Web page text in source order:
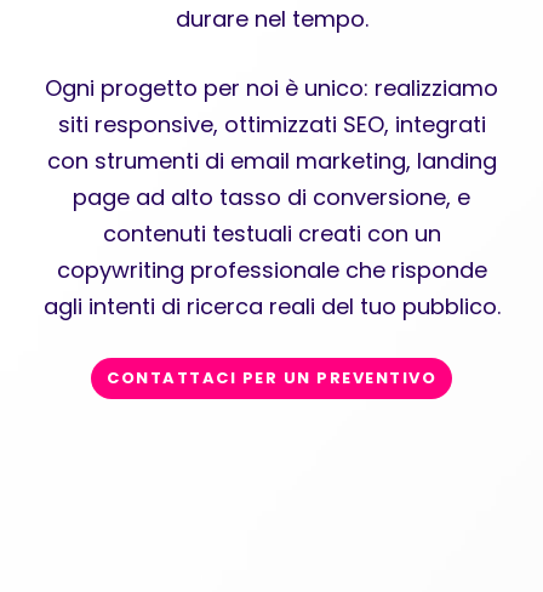
durare nel tempo.
Ogni progetto per noi è unico: realizziamo
siti responsive, ottimizzati SEO, integrati
con strumenti di email marketing, landing
page ad alto tasso di conversione, e
contenuti testuali creati con un
copywriting professionale che risponde
agli intenti di ricerca reali del tuo pubblico.
CONTATTACI PER UN PREVENTIVO